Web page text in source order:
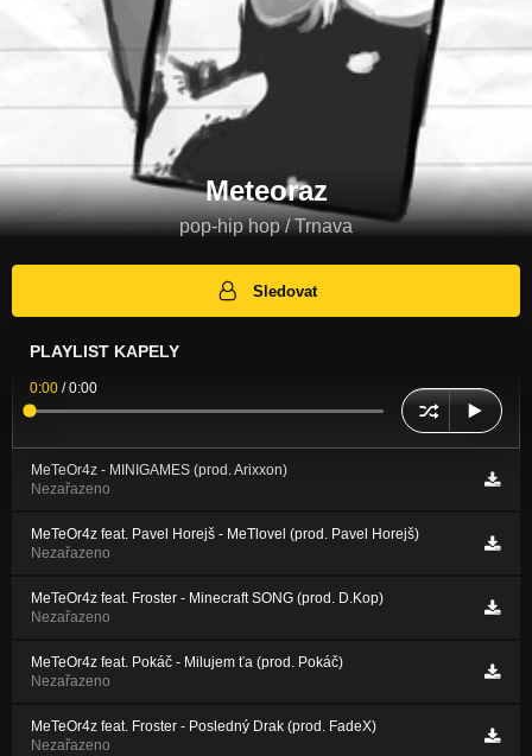
Meteoraz
pop-hip hop / Trnava
Sledovat
PLAYLIST KAPELY
0:00 /0:00
MeTeOr4z - MINIGAMES (prod. Arixxon)
Nezařazeno
MeTeOr4z feat. Pavel Horejš - MeTlovel (prod. Pavel Horejš)
Nezařazeno
MeTeOr4z feat. Froster - Minecraft SONG (prod. D.Kop)
Nezařazeno
MeTeOr4z feat. Pokáč - Milujem ťa (prod. Pokáč)
Nezařazeno
MeTeOr4z feat. Froster - Posledný Drak (prod. FadeX)
Nezařazeno